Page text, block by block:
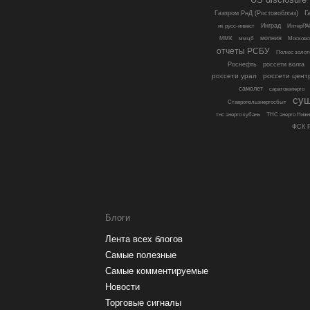
Газпром РнД (Ростовоблгаз)
ик русс-инвест
Инград
ММК ммцб молния
отчеты РСБУ Полюс
Роснефть россети волга
россети урал россети
самолет
саратовэнерго
Ставропольэнергосбыт
тнс энерго кубань
ТНС энерго
ФСК
Блоги
Лента всех блогов
Самые полезные
Самые комментируемые
Новости
Торговые сигналы